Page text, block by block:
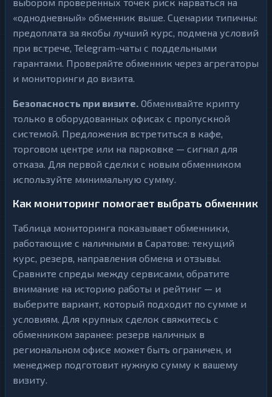
«однодневный» обменник выше. Сценарии типичны:
предоплата за якобы лучший курс, подмена условий
при встрече, Telegram-чаты с поддельными
гарантами. Проверяйте обменник через агрегаторы
и мониторинги до визита.
Безопасность при визите. Обменивайте крипту
только в оборудованных офисах с пропускной
системой. Предложения встретиться в кафе,
торговом центре или на парковке — сигнал для
отказа. Для первой сделки с новым обменником
используйте минимальную сумму.
Как мониторинг помогает выбрать обменник
Таблица мониторинга показывает обменники,
работающие с наличными в Саратове: текущий
курс, резерв, направления обмена и отзывы.
Сравните спреды между сервисами, обратите
внимание на историю работы и рейтинг — и
выберите вариант, который подходит по сумме и
условиям. Для крупных сделок свяжитесь с
обменником заранее: резерв наличных в
региональном офисе может быть ограничен, и
менеджер подготовит нужную сумму к вашему
визиту.